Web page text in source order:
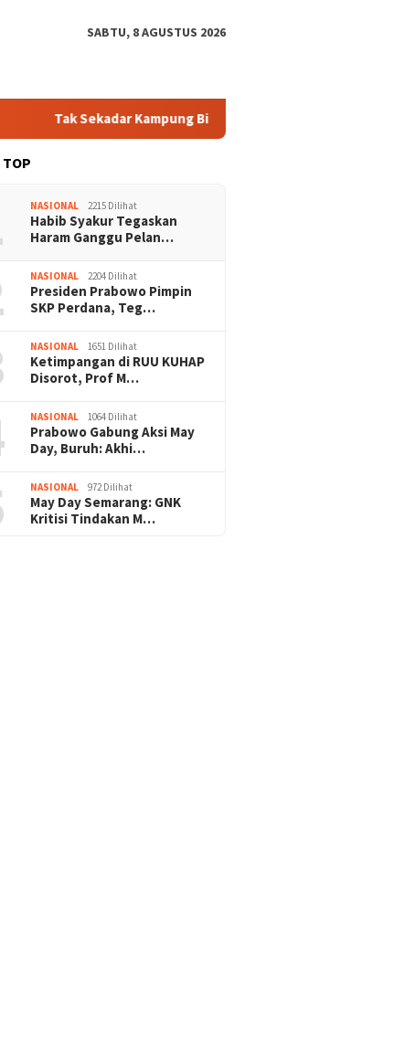
SABTU, 8 AGUSTUS 2026
Sekadar Kampung Biasa! Bang Jali Bikin Risma Angkat Topi,
TOP
NASIONAL 2215 Dilihat
Habib Syakur Tegaskan
Haram Ganggu Pelan…
NASIONAL 2204 Dilihat
Presiden Prabowo Pimpin
SKP Perdana, Teg…
NASIONAL 1651 Dilihat
Ketimpangan di RUU KUHAP
Disorot, Prof M…
NASIONAL 1064 Dilihat
Prabowo Gabung Aksi May
Day, Buruh: Akhi…
NASIONAL 972 Dilihat
May Day Semarang: GNK
Kritisi Tindakan M…